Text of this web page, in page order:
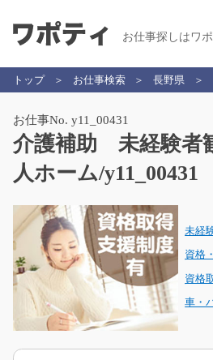
お仕事探しはワ
トップ お仕事検索 長野県
お仕事No. y11_00431
介護補助 未経験者
人ホーム/y11_00431
未経
資格
資格
車・